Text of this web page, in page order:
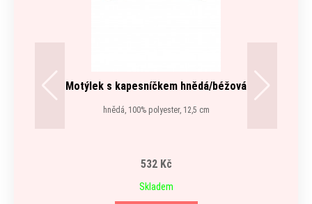
Motýlek s kapesníčkem hnědá/béžová
hnědá, 100% polyester, 12,5 cm
532 Kč
Skladem